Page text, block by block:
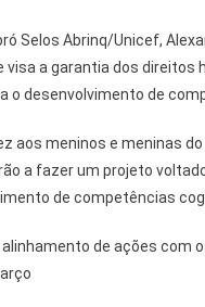
Selos Abrinq/Unicef,
a garantia dos
o desenvolvimento de
aos meninos e meninas
a fazer um projeto
de competências
de ações com